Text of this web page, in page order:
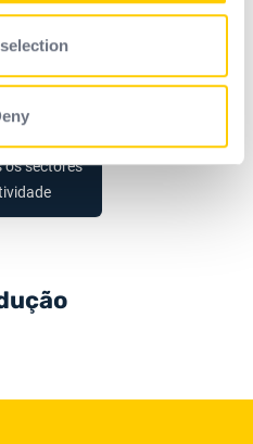
that you’ve
collected from your use
os sectores